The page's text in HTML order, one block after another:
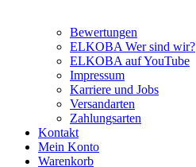
Bewertungen
ELKOBA Wer sind wir?
ELKOBA auf YouTube
Impressum
Karriere und Jobs
Versandarten
Zahlungsarten
Kontakt
Mein Konto
Warenkorb